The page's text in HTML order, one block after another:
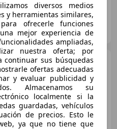
Porsche 993 Carrera
€ 115.990
Sincomparación
diversos medios
y herramientas similares,
ofrecerle funciones
mejor experiencia de
ampliadas,
nuestra oferta; por
continuar sus búsquedas
ofertas adecuadas
y evaluar publicidad y
Almacenamos su
localmente si la
guardadas, vehículos
de precios. Esto le
ya que no tiene que